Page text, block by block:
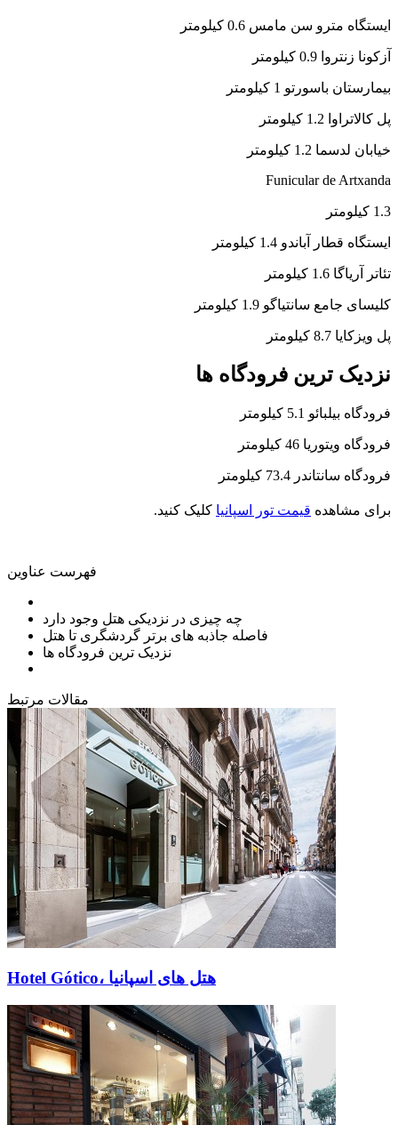
ایستگاه مترو سن مامس 0.6 کیلومتر
آزکونا زنتروا 0.9 کیلومتر
بیمارستان باسورتو 1 کیلومتر
پل کالاتراوا 1.2 کیلومتر
خیابان لدسما 1.2 کیلومتر
Funicular de Artxanda
1.3 کیلومتر
ایستگاه قطار آباندو 1.4 کیلومتر
تئاتر آریاگا 1.6 کیلومتر
کلیسای جامع سانتیاگو 1.9 کیلومتر
پل ویزکایا 8.7 کیلومتر
نزدیک ترین فرودگاه ها
فرودگاه بیلبائو 5.1 کیلومتر
فرودگاه ویتوریا 46 کیلومتر
فرودگاه سانتاندر 73.4 کیلومتر
برای مشاهده قیمت تور اسپانیا کلیک کنید.
فهرست عناوین
چه چیزی در نزدیکی هتل وجود دارد
فاصله جاذبه های برتر گردشگری تا هتل
نزدیک ترین فرودگاه ها
مقالات مرتبط
Hotel Gótico، هتل های اسپانیا